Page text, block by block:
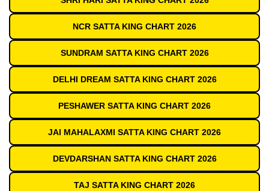
NCR SATTA KING CHART 2026
SUNDRAM SATTA KING CHART 2026
DELHI DREAM SATTA KING CHART 2026
PESHAWER SATTA KING CHART 2026
JAI MAHALAXMI SATTA KING CHART 2026
DEVDARSHAN SATTA KING CHART 2026
TAJ SATTA KING CHART 2026